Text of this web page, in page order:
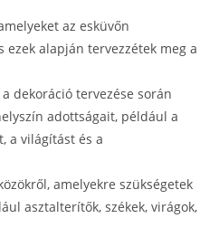
az esküvőn
ezek alapján tervezzétek meg a
dekoráció tervezése során
adottságait, például a
a világítást és a
amelyekre szükségetek
asztalterítők, székek, virágok,